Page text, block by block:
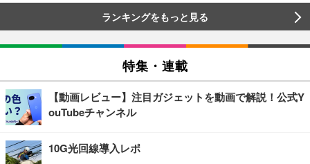
ランキングをもっと見る
特集・連載
【動画レビュー】注目ガジェットを動画で解説！公式Y
ouTubeチャンネル
10G光回線導入レポ